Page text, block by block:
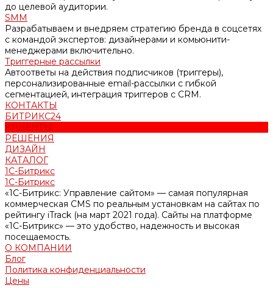
до целевой аудитории.
SMM
Разрабатываем и внедряем стратегию бренда в соцсетях
с командой экспертов: дизайнерами и комьюнити-
менеджерами включительно.
Триггерные рассылки
Автоответы на действия подписчиков (триггеры),
персонализированные email-рассылки с гибкой
сегментацией, интеграция триггеров с CRM.
КОНТАКТЫ
БИТРИКС24
КЛИЕНТЫ
РЕШЕНИЯ
ДИЗАЙН
КАТАЛОГ
1С-Битрикс
1С-Битрикс
«1С-Битрикс: Управление сайтом» — самая популярная
коммерческая CMS по реальным установкам на сайтах по
рейтингу iTrack (на март 2021 года). Сайты на платформе
«1С-Битрикс» — это удобство, надежность и высокая
посещаемость.
О КОМПАНИИ
Блог
Политика конфиденциальности
Цены